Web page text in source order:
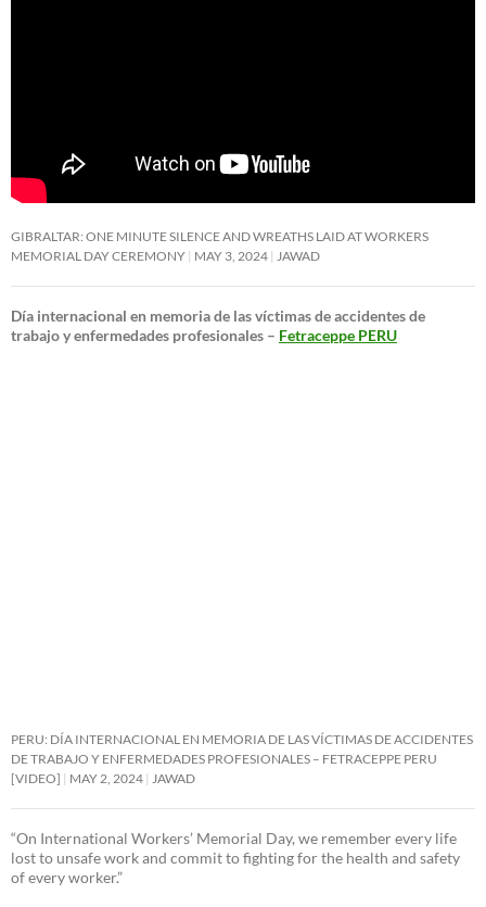
GIBRALTAR: ONE MINUTE SILENCE AND WREATHS LAID AT WORKERS
MEMORIAL DAY CEREMONY MAY 3, 2024 JAWAD
Día internacional en memoria de las víctimas de accidentes de
trabajo y enfermedades profesionales – Fetraceppe PERU
PERU: DÍA INTERNACIONAL EN MEMORIA DE LAS VÍCTIMAS DE ACCIDENTES
DE TRABAJO Y ENFERMEDADES PROFESIONALES – FETRACEPPE PERU
[VIDEO]
MAY 2, 2024 JAWAD
“On International Workers’ Memorial Day, we remember every life
lost to unsafe work and commit to fighting for the health and safety
of every worker.”